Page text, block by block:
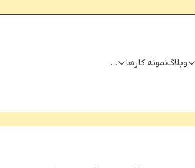
وبلاگنمونه کارها ...